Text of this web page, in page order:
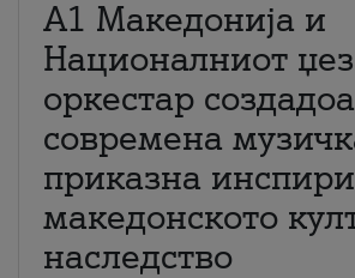
А1 Македонија и
Националниот џез
оркестар создадоа
современа
приказна
македонското
наследство